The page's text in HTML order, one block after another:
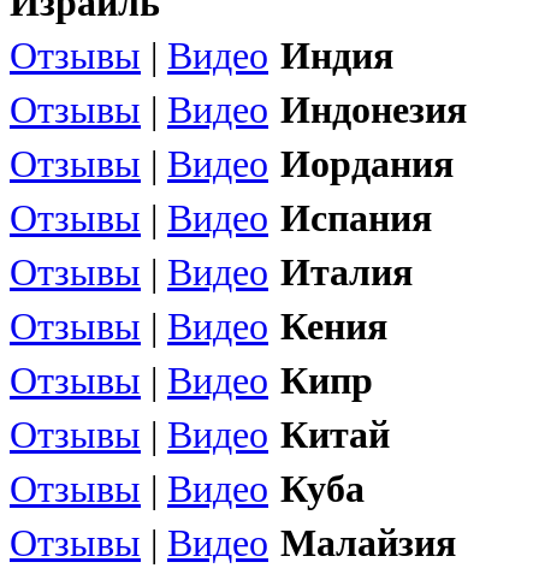
Отзывы | Видео Индия
Отзывы | Видео Индонезия
Отзывы | Видео Иордания
Отзывы | Видео Испания
Отзывы | Видео Италия
Отзывы | Видео Кения
Отзывы | Видео Кипр
Отзывы | Видео Китай
Отзывы | Видео Куба
Отзывы | Видео Малайзия